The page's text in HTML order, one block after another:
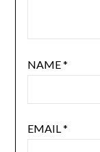
NAME*
EMAIL*